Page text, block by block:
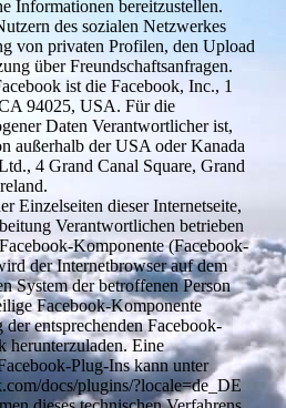
Informationen bereitzustellen.
des sozialen Netzwerkes
von privaten Profilen, den Upload
über Freundschaftsanfragen.
ist die Facebook, Inc., 1
94025, USA. Für die
Daten Verantwortlicher ist,
außerhalb der USA oder Kanada
4 Grand Canal Square, Grand
Einzelseiten dieser Internetseite,
Verantwortlichen betrieben
Komponente (Facebook-
der Internetbrowser auf dem
System der betroffenen Person
Facebook-Komponente
entsprechenden Facebook-
herunterzuladen. Eine
Plug-Ins kann unter
docs/plugins/?locale=de_DE